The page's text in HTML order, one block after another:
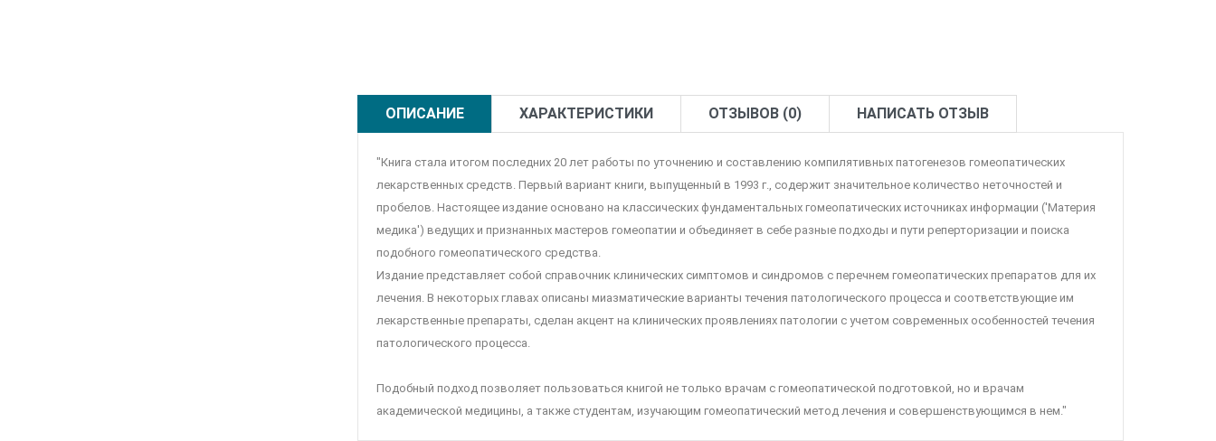
ОПИСАНИЕ ХАРАКТЕРИСТИКИ ОТЗЫВОВ (0) НАПИСАТЬ ОТЗЫВ
"Книга стала итогом последних 20 лет работы по уточнению и составлению компилятивных патогенезов гомеопатических
лекарственных средств. Первый вариант книги, выпущенный в 1993 г., содержит значительное количество неточностей и
пробелов. Настоящее издание основано на классических фундаментальных гомеопатических источниках информации ('Материя
медика') ведущих и признанных мастеров гомеопатии и объединяет в себе разные подходы и пути реперторизации и поиска
подобного гомеопатического средства.
Издание представляет собой справочник клинических симптомов и синдромов с перечнем гомеопатических препаратов для их
лечения. В некоторых главах описаны миазматические варианты течения патологического процесса и соответствующие им
лекарственные препараты, сделан акцент на клинических проявлениях патологии с учетом современных особенностей течения
патологического процесса.
Подобный подход позволяет пользоваться книгой не только врачам с гомеопатической подготовкой, но и врачам
академической медицины, а также студентам, изучающим гомеопатический метод лечения и совершенствующимся в нем."